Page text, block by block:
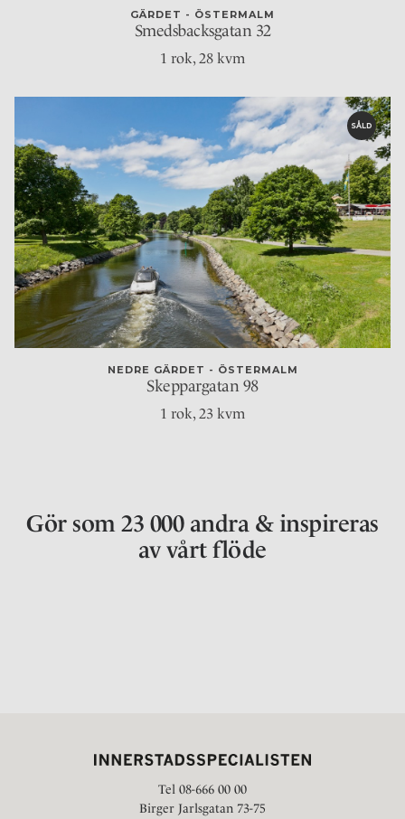
GÄRDET - ÖSTERMALM
Smedsbacksgatan 32
1 rok, 28 kvm
SÅLD
NEDRE GÄRDET - ÖSTERMALM
Skeppargatan 98
1 rok, 23 kvm
Gör som 23 000 andra & inspireras
av vårt flöde
Tel 08-666 00 00
Birger Jarlsgatan 73-75